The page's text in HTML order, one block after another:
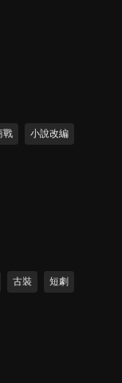
戰 小說改編
古裝 短劇